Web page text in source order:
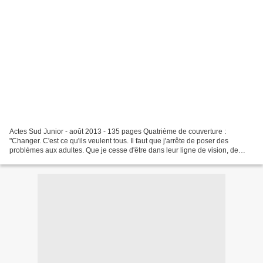
Actes Sud Junior - août 2013 - 135 pages Quatrième de couverture :
"Changer. C'est ce qu'ils veulent tous. Il faut que j'arrête de poser des
problèmes aux adultes. Que je cesse d'être dans leur ligne de vision, de